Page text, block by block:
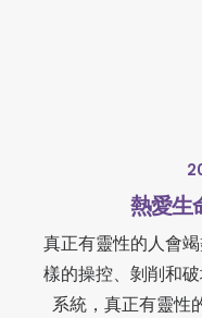
熱愛生
真正有靈性的人會
樣的操控、剝削和
系統，真正有靈性